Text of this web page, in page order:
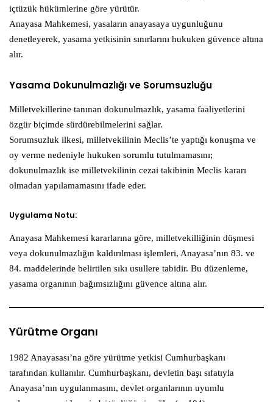
içtüzük hükümlerine göre yürütür.
Anayasa Mahkemesi, yasaların anayasaya uygunluğunu
denetleyerek, yasama yetkisinin sınırlarını hukuken güvence altına
alır.
Yasama Dokunulmazlığı ve Sorumsuzluğu
Milletvekillerine tanınan dokunulmazlık, yasama faaliyetlerini
özgür biçimde sürdürebilmelerini sağlar.
Sorumsuzluk ilkesi, milletvekilinin Meclis’te yaptığı konuşma ve
oy verme nedeniyle hukuken sorumlu tutulmamasını;
dokunulmazlık ise milletvekilinin cezai takibinin Meclis kararı
olmadan yapılamamasını ifade eder.
Uygulama Notu:
Anayasa Mahkemesi kararlarına göre, milletvekilliğinin düşmesi
veya dokunulmazlığın kaldırılması işlemleri, Anayasa’nın 83. ve
84. maddelerinde belirtilen sıkı usullere tabidir. Bu düzenleme,
yasama organının bağımsızlığını güvence altına alır.
Yürütme Organı
1982 Anayasası’na göre yürütme yetkisi Cumhurbaşkanı
tarafından kullanılır. Cumhurbaşkanı, devletin başı sıfatıyla
Anayasa’nın uygulanmasını, devlet organlarının uyumlu